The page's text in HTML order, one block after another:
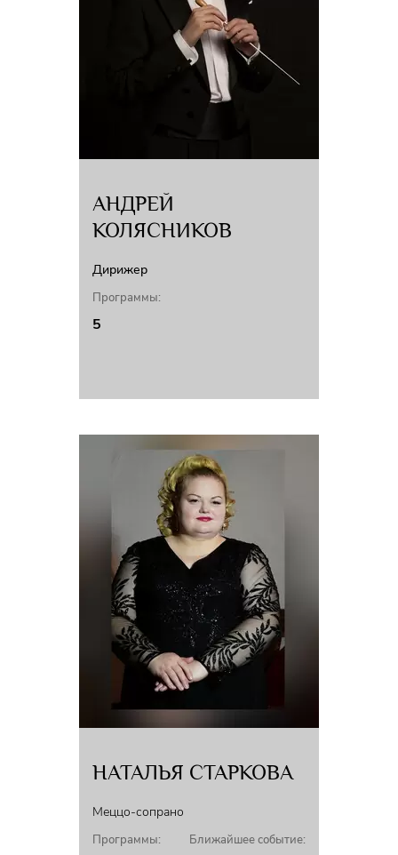
АНДРЕЙ
КОЛЯСНИКОВ
Дирижер
Программы:
5
НАТАЛЬЯ СТАРКОВА
Меццо-сопрано
Программы: Ближайшее событие: